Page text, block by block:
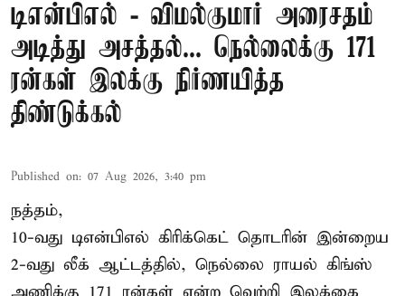
டிஎன்பிஎல் - விமல்குமார் அரைசதம்
அடித்து அசத்தல்... நெல்லைக்கு 171
ரன்கள் இலக்கு நிர்ணயித்த
திண்டுக்கல்
Published on: 07 Aug 2026, 3:40 pm
நத்தம்,
10-வது டிஎன்பிஎல் கிரிக்கெட் தொடரின் இன்றைய
2-வது லீக் ஆட்டத்தில், நெல்லை ராயல் கிங்ஸ்